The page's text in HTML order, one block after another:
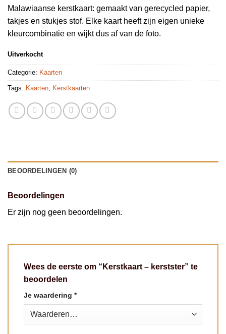
Malawiaanse kerstkaart: gemaakt van gerecycled papier,
takjes en stukjes stof. Elke kaart heeft zijn eigen unieke
kleurcombinatie en wijkt dus af van de foto.
Uitverkocht
Categorie: Kaarten
Tags: Kaarten, Kerstkaarten
BEOORDELINGEN (0)
Beoordelingen
Er zijn nog geen beoordelingen.
Wees de eerste om “Kerstkaart – kerstster” te
beoordelen
Je waardering *